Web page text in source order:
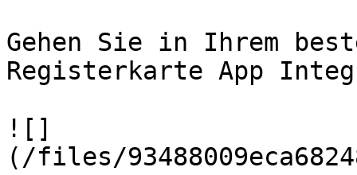
Gehen Sie in Ihrem
Registerkarte App
![]
(/files/